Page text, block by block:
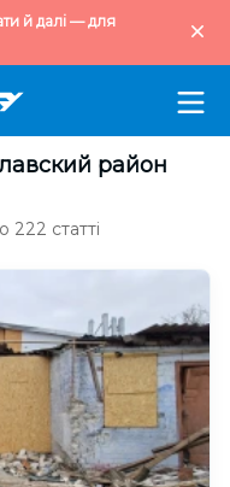
й далі — для
район
222 статті